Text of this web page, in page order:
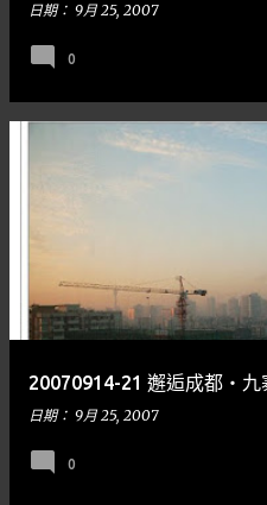
日期： 9月 25, 2007
0
20070914-21 邂逅成都‧九
日期： 9月 25, 2007
0